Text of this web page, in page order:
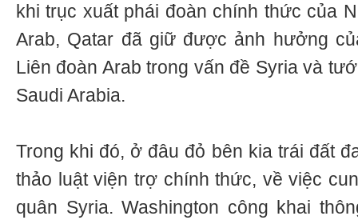
khi trục xuất phái đoàn chính thức của
Arab, Qatar đã giữ được ảnh hưởng
Liên đoàn Arab trong vấn đề Syria và
Saudi Arabia.
Trong khi đó, ở đâu đỏ bên kia trái đất
thảo luật viện trợ chính thức, về việc
quân Syria. Washington công khai